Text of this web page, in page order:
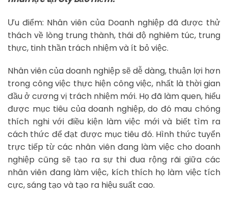
Ưu điểm: Nhân viên của Doanh nghiệp đã được thử
thách về lòng trung thành, thái độ nghiêm túc, trung
thực, tinh thần trách nhiệm và ít bỏ việc.
Nhân viên của doanh nghiệp sẽ dễ dàng, thuận lợi hơn
trong công việc thực hiện công việc, nhất là thời gian
đầu ở cương vị trách nhiệm mới. Họ đã làm quen, hiểu
được mục tiêu của doanh nghiệp, do đó mau chóng
thích nghi với điều kiện làm việc mới và biết tìm ra
cách thức để đạt được mục tiêu đó. Hình thức tuyển
trực tiếp từ các nhân viên đang làm việc cho doanh
nghiệp cũng sẽ tạo ra sự thi đua rộng rãi giữa các
nhân viên đang làm việc, kích thích họ làm việc tích
cực, sáng tạo và tạo ra hiệu suất cao.